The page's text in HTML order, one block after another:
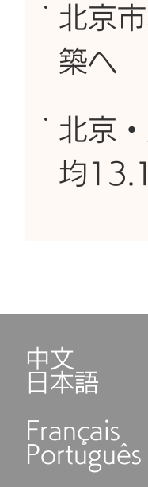
北京
築へ
北京
均
中文
日本語
Français
Português